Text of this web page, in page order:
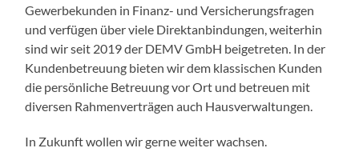
Gewerbekunden in Finanz- und Versicherungsfragen
und verfügen über viele Direktanbindungen, weiterhin
sind wir seit 2019 der DEMV GmbH beigetreten. In der
Kundenbetreuung bieten wir dem klassischen Kunden
die persönliche Betreuung vor Ort und betreuen mit
diversen Rahmenverträgen auch Hausverwaltungen.
In Zukunft wollen wir gerne weiter wachsen.